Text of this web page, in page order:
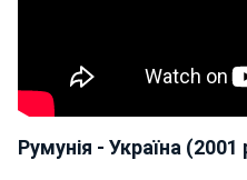
Румунія - Україна (2001